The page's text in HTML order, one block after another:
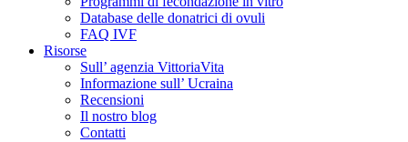
Database delle donatrici di ovuli
FAQ IVF
Risorse
Sull’ agenzia VittoriaVita
Informazione sull’ Ucraina
Recensioni
Il nostro blog
Contatti